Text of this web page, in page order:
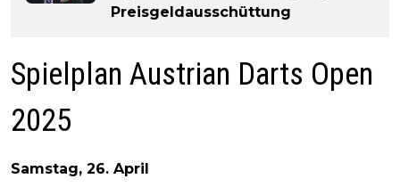
Preisgeldausschüttung
Spielplan Austrian Darts Open
2025
Samstag, 26. April